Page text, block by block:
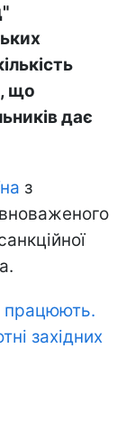
що
дає
з
працюють.
західних